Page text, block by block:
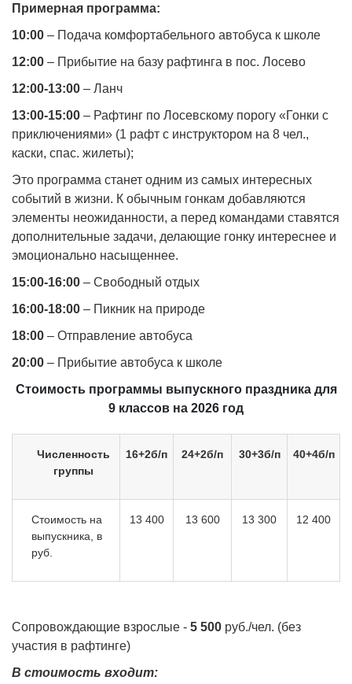
Примерная программа:
10:00 – Подача комфортабельного автобуса к школе
12:00 – Прибытие на базу рафтинга в пос. Лосево
12:00-13:00 – Ланч
13:00-15:00 – Рафтинг по Лосевскому порогу «Гонки с
приключениями» (1 рафт с инструктором на 8 чел.,
каски, спас. жилеты);
Это программа станет одним из самых интересных
событий в жизни. К обычным гонкам добавляются
элементы неожиданности, а перед командами ставятся
дополнительные задачи, делающие гонку интереснее и
эмоционально насыщеннее.
15:00-16:00 – Свободный отдых
16:00-18:00 – Пикник на природе
18:00 – Отправление автобуса
20:00 – Прибытие автобуса к школе
Стоимость программы выпускного праздника для
9 классов на 2026 год
Численность
группы
16+2б/п 24+2б/п 30+3б/п 40+4б/п
Стоимость на
выпускника, в
руб.
13 400 13 600 13 300 12 400
Сопровождающие взрослые - 5 500 руб./чел. (без
участия в рафтинге)
В стоимость входит: